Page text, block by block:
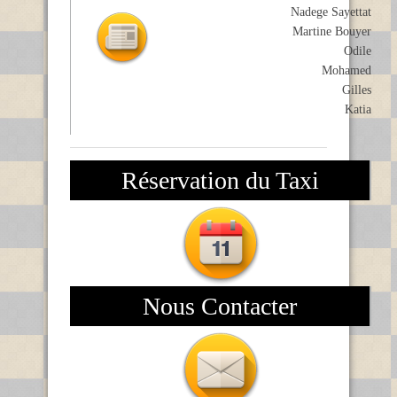
Nadege Sayettat
Martine Bouyer
Odile
Mohamed
Gilles
Katia
Réservation du Taxi
Nous Contacter